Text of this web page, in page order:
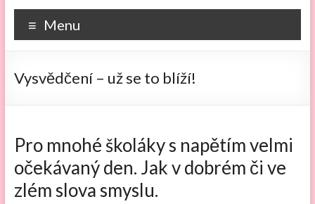
Menu
Vysvědčení – už se to blíží!
Pro mnohé školáky s napětím velmi
očekávaný den. Jak v dobrém či ve
zlém slova smyslu.